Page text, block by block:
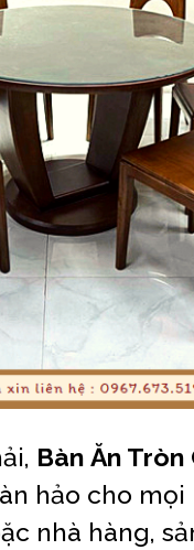
Bàn Ăn Tròn
hảo cho
nhà hàng,